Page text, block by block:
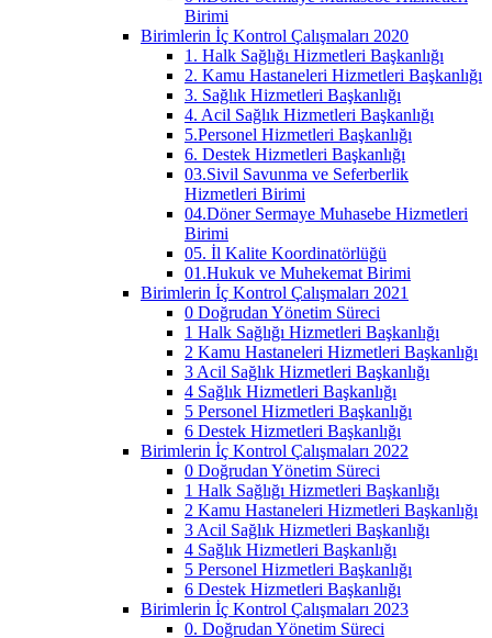
Birimi
Birimlerin İç Kontrol Çalışmaları 2020
1. Halk Sağlığı Hizmetleri Başkanlığı
2. Kamu Hastaneleri Hizmetleri Başkanlığı
3. Sağlık Hizmetleri Başkanlığı
4. Acil Sağlık Hizmetleri Başkanlığı
5.Personel Hizmetleri Başkanlığı
6. Destek Hizmetleri Başkanlığı
03.Sivil Savunma ve Seferberlik
Hizmetleri Birimi
04.Döner Sermaye Muhasebe Hizmetleri
Birimi
05. İl Kalite Koordinatörlüğü
01.Hukuk ve Muhekemat Birimi
Birimlerin İç Kontrol Çalışmaları 2021
0 Doğrudan Yönetim Süreci
1 Halk Sağlığı Hizmetleri Başkanlığı
2 Kamu Hastaneleri Hizmetleri Başkanlığı
3 Acil Sağlık Hizmetleri Başkanlığı
4 Sağlık Hizmetleri Başkanlığı
5 Personel Hizmetleri Başkanlığı
6 Destek Hizmetleri Başkanlığı
Birimlerin İç Kontrol Çalışmaları 2022
0 Doğrudan Yönetim Süreci
1 Halk Sağlığı Hizmetleri Başkanlığı
2 Kamu Hastaneleri Hizmetleri Başkanlığı
3 Acil Sağlık Hizmetleri Başkanlığı
4 Sağlık Hizmetleri Başkanlığı
5 Personel Hizmetleri Başkanlığı
6 Destek Hizmetleri Başkanlığı
Birimlerin İç Kontrol Çalışmaları 2023
0. Doğrudan Yönetim Süreci